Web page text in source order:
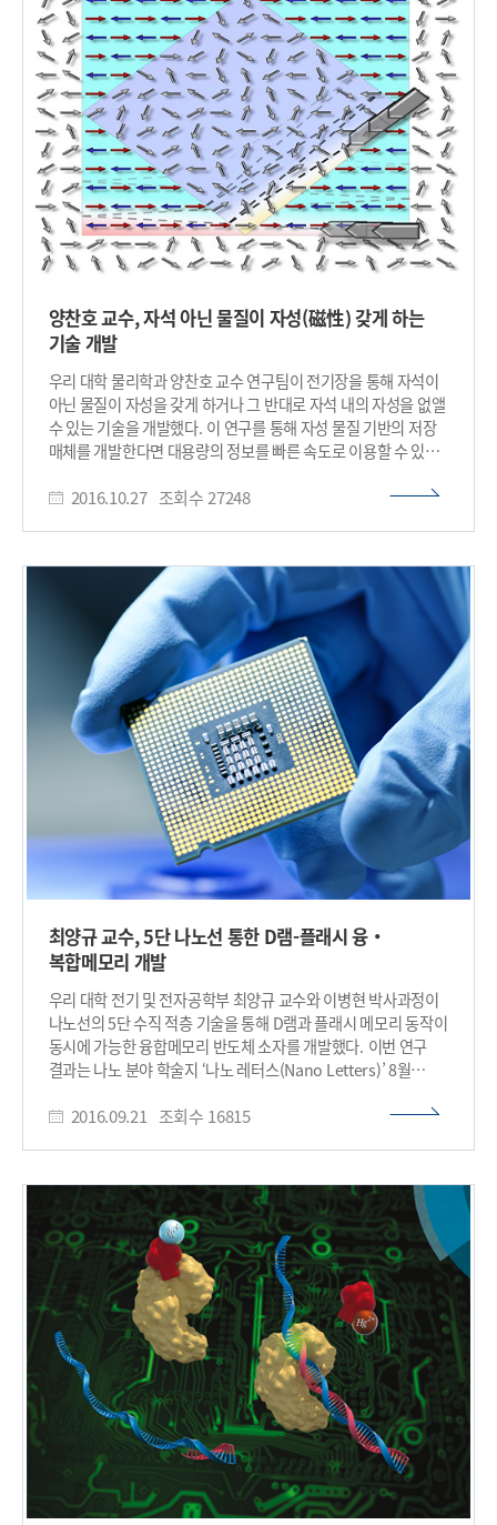
이론 연구가 실험을 선도하는 역할을 성공적으로 수행함을
보여주는 예가 될 것이다”고 말했다. 이번 연구는
미래창조과학부의 중견연구자지원사업, 글로벌프론티어사업,
나노소재기술사업과 KISTI 슈퍼컴퓨터의 지원을 받아 수행됐다.
□ 그림 설명 그림1. 분자 전기전도도 실험 측정방법의 개념도
그림2. 대표적인 세 가지 분자-금속전극 접합 원자구조와 이에
상응하는 외력에 따른 전도도 변화 패턴 ​
반도체의 정제가 어렵기 때문이다. 탄소나노튜브의 밀도가 높지
않아 성능에 한계가 있었고 순도가 낮아 넓은 면적의 웨이퍼(판)
에 일정한 수율을 갖는 제품을 제작할 수 없었다. 이러한 특성들은
대량 생산을 어렵게 해 상용화를 막는 걸림돌이었다. 연구팀은
문제 해결을 위해 3차원 핀 게이트를 이용해 탄소나노튜브를 위로
증착하는 방식을 사용했다. 이를 통해 50나노미터 이하의
폭에서도 높은 전류 밀도를 갖는 반도체를 개발했다. 3차원 핀
구조는 1마이크로미터 당 600개의 탄소나노튜브 증착이 가능해
약 30개 정도만을 증착할 수 있는 2차원 구조에 비해 20배 이상의
탄소나노튜브를 쌓을 수 있다. 그리고 연구팀은 이전 연구를 통해
개발된 99.9% 이상의 높은 순도를 갖는 반도체성
탄소나노튜브를 이용해 고수율의 반도체를 확보했다. 연구팀의
실리콘 기반의 반도체보다 5배 이상 빠르면서 5배 낮은 소비
전력으로 동작 가능할 것으로 예상된다. 또한 기존의 실리콘 기반
반도체에 쓰이는 공정 장비로도 제작 및 호환이 가능해 별도의
비용이 발생하지 않는다. 제 1저자인 이동일 연구원은 “차세대
반도체로서 탄소나노튜브 반도체의 성능 개선과 더불어 실효성
또한 높아질 것이다”며 “실리콘 기반 반도체를 10년 내로
대체하길 기대한다”고 말했다. 이번 연구는 미래창조과학부
글로벌프론티어사업 스마트IT융합시스템 연구단과
미래유망융합파이오니아 사업의 씨모스 THz 기술 융합 연구단의
지원을 받아 수행됐다. □ 그림 설명 그림1. 3차원 구조의
개발된 8인치 기반의 대면적 3차원 탄소나노튜브 트랜지스터
양찬호 교수, 자석 아닌 물질이 자성(磁性) 갖게 하는
기술 개발
우리 대학 물리학과 양찬호 교수 연구팀이 전기장을 통해 자석이
아닌 물질이 자성을 갖게 하거나 그 반대로 자석 내의 자성을 없앨
수 있는 기술을 개발했다. 이 연구를 통해 자성 물질 기반의 저장
매체를 개발한다면 대용량의 정보를 빠른 속도로 이용할 수 있을
성과는 물리학 분야 학술지 ‘네이처 피직스(Nature Physics)’
향하고 있으면 비 자성 상태이고, 일정한 방향으로 정렬이
이뤄지면 우리가 흔히 볼 수 있는 자석이 된다. 테라바이트 이상의
외장하드를 쉽게 구할 수 있을 정도로 저장 매체의 용량 기술은
발전했다. 그러나 용량 증가는 필연적으로 저장 매체의 읽고 쓰는
속도를 느리게 만든다. 현재 가장 널리 쓰이는 하드 디스크(HDD)
의 느린 데이터 접근 속도로는 다른 기술과 조화되기 어려운
상황이다. 이에 따라 SSD, 플로팅 게이트(Floating gate), 저항
방식(Resistive switching) 방식 등이 대안으로 떠오르고 있으나
기록을 할 때마다 흔적을 남기기 때문에 피로 누적 현상을 피할 수
없다는 한계를 갖는다. 정보를 자성 상태로 기록하면 속도가
빠르고 피로 누적 현상을 없앨 수 있기 때문에 저장 매체의 최소
저장 공간인 셀(Cell)을 자성 물질로 구성하려는 시도가 많았다.
주로 전류의 흐름을 통해 유도된 자기장을 이용하는 방식인데,
자기장은 자폐가 매우 어려워 넓은 범위에 영향을 끼치기 때문에
인접한 셀의 자성도 변화시킨다. 셀 하나하나를 조절할 수 없기
바꾸기가 어려웠다. 연구팀은 문제 해결을 위해 자기전기
상호작용을 통해 자성 상태를 조절했다. 자기전기 상호작용은
자기장이 아닌 전기장을 이용해 전류의 흐름 없이 자성 상태를
조절하는 방식으로 에너지 소모가 적다는 장점을 갖는다.
연구팀은 실험을 통해 전기장 인가만으로 무질서하게 임의의
방향을 향하고 있는 셀들이 일정한 방향을 향하고 있음을
확인했다. 또한 반대로 일정한 방향에서 다시 무질서한 상태로도
변화가 가능함을 증명했다. 기존에 보고된 자기전기 현상은
통상적으로 극저온이나 고온에서 발현이 가능했다. 그러나 이번
기술은 화학적 도핑을 통해 상온에서도 작동이 가능하고, 변환이
개발의 발판이 될 것으로 기대된다. 양 교수는“이번 전기적
자성상태의 변화는 엔트로피 변화를 동반하고 있을 것으로
예상한다”며“자기전기 소자 응용뿐만 아니라 열전 현상의 새로운
가능성을 열 것으로 기대된다”고 말했다. 이번 연구는 재료연구소
최시영 박사, 포항공대 정윤희 교수, 포항 가속기연구소 구태영
박사, 막스플랑크 연구소 고경태 박사, 미국 스탠포드
가속기연구소 이준식 박사 와 헨드릭(Hendrik Ohldag) 박사,
호주 뉴사우스웨일즈 대학 잔(Jan Seidel) 교수 등과 공동으로
진행됐다. 한국연구재단의 중견연구자지원사업,
글로벌연구네트워크지원사업, 선도연구센터지원사업(응집상
양자 결맞음 연구센터)과 글로벌프론티어사업(하이브리드
인터페이스기반 미래소재 연구단) 등의 지원을 통해 수행됐다. □
그림 설명 그림1. 전기장 인가를 통한 자성 방향의 변화를 나타낸
개념도 ​
2016.10.27 조회수 27248
최양규 교수, 5단 나노선 통한 D램-플래시 융‧
복합메모리 개발
우리 대학 전기 및 전자공학부 최양규 교수와 이병현 박사과정이
나노선의 5단 수직 적층 기술을 통해 D램과 플래시 메모리 동작이
동시에 가능한 융합메모리 반도체 소자를 개발했다. 이번 연구
결과는 나노 분야 학술지 ‘나노 레터스(Nano Letters)’ 8월
사회의 핵심 기기로서 국내 반도체 산업의 주력 제품이다. 메모리
자랑하지만 휘발성 메모리이기 때문에 안정적 정보 저장을 위해
전력이 많이 소모된다. 반면 플래시 메모리는 D램에 비해 느린
동작속도가 문제점으로 지적된다. 연구팀은 D램과 플래시
메모리 기능이 하나의 트랜지스터 안에서 동시에 동작하는 전면-
게이트 실리콘 나노선 구조 기반의 융합 메모리 소자를 제안했다.
그러나 이 구조는 트랜지스터의 소형화에 따른 나노선 면적
감소로 인해 동작 전류도 같이 감소됐고 이는 메모리 소자 성능의
저하로 이어졌다. 문제 해결을 위해 연구팀은 전면-게이트 실리콘
나노선을 수직으로 5단까지 쌓았다. 이러한 5단 수직 집적 실리콘
나노선 채널을 보유한 융합 메모리소자는 단일 나노선 기반의
메모리 소자와 대비해 5배의 향상된 성능을 보였다. 이 연구를
통해 시스템 레벨에서 칩 사이즈의 소형화 및 전력 효율의 개선,
패키징 공정 단순화를 통한 제작비용 절감 등이 가능하다. 시스템
안에서 칩 간의 간섭효과를 줄여줌으로써 시스템 전체 속도
향상에도 기여가 가능해 융합 메모리의 실효성이 높아질 것으로
2016.09.21 조회수 16815